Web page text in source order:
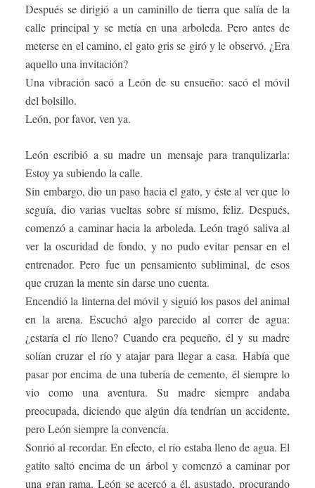
Después se dirigió a un caminillo de tierra que salía de la
calle principal y se metía en una arboleda. Pero antes de
meterse en el camino, el gato gris se giró y le observó. ¿Era
aquello una invitación?
Una vibración sacó a León de su ensueño: sacó el móvil
del bolsillo.
León, por favor, ven ya.
León escribió a su madre un mensaje para tranqulizarla:
Estoy ya subiendo la calle.
Sin embargo, dio un paso hacia el gato, y éste al ver que lo
seguía, dio varias vueltas sobre sí mismo, feliz. Después,
comenzó a caminar hacia la arboleda. León tragó saliva al
ver la oscuridad de fondo, y no pudo evitar pensar en el
entrenador. Pero fue un pensamiento subliminal, de esos
que cruzan la mente sin darse uno cuenta.
Encendió la linterna del móvil y siguió los pasos del animal
en la arena. Escuchó algo parecido al correr de agua:
¿estaría el río lleno? Cuando era pequeño, él y su madre
solían cruzar el río y atajar para llegar a casa. Había que
pasar por encima de una tubería de cemento, él siempre lo
vio como una aventura. Su madre siempre andaba
preocupada, diciendo que algún día tendrían un accidente,
pero León siempre la convencía.
Sonrió al recordar. En efecto, el río estaba lleno de agua. El
gatito saltó encima de un árbol y comenzó a caminar por
una gran rama. León se acercó a él, asustado, procurando